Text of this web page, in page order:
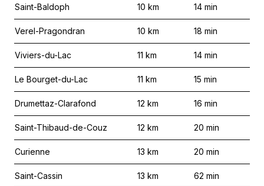
Saint-Baldoph 10 km 14 min
Verel-Pragondran 10 km 18 min
Viviers-du-Lac 11 km 14 min
Le Bourget-du-Lac 11 km 15 min
Drumettaz-Clarafond 12 km 16 min
Saint-Thibaud-de-Couz 12 km 20 min
Curienne 13 km 20 min
Saint-Cassin 13 km 62 min